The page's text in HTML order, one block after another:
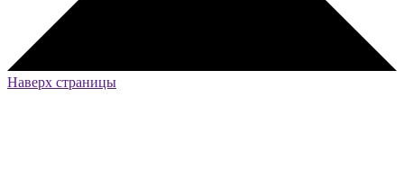
Наверх страницы